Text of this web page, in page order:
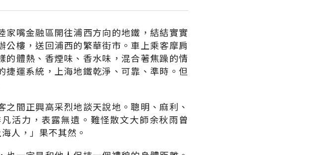
嘴金融區開往浦西方向的地鐵，結結實實
樓，送回浦西的繁華街市。車上乘客摩肩
體熱、香煙味、香水味，混合著焦躁的情
運系統，上海地鐵乾淨、可靠、準時。但
間正興高采烈地談天說地。聰明、麻利、
活力，表露無遺。難怪散文大師余秋雨曾
人，」果不其然。